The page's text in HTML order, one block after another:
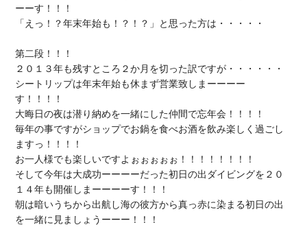
ーーす！！！
「えっ！？年末年始も ！？！？」と思った方は・・・・・
第二段！！！
２０１３年も残すところ２か月を切った訳ですが・・・・・・
シートリップは年末年始も休まず営業致しまーーーー
す！！！！
大晦日の夜は潜り納めを一緒にした仲間で忘年会 ！！！！
毎年の事ですがショップでお鍋を食べお酒を飲み楽しく過ごし
お一人様でも楽しいですよぉぉぉぉぉ！！！！！！！！
そして今年は大成功ーーーーだった初日の出ダイビングを２０
１４年も開催しまーーーーす！！！
朝は暗いうちから出航し海の彼方から真っ赤に染まる初日の出
を一緒に見ましょうーーー！！！